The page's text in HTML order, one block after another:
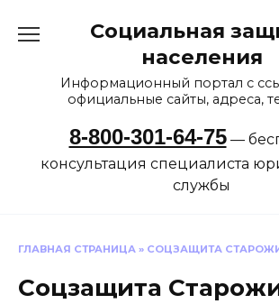
Социальная
населения
Информационный портал с
официальные сайты, адреса,
8-800-301-64-75—
консультация специалиста
службы
ГЛАВНАЯ СТРАНИЦА » СОЦЗАЩИТА
Соцзащита